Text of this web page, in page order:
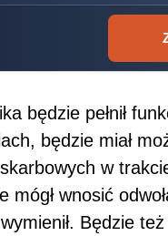
będzie pełnił
będzie miał
w
mógł wnosić
Będzie też